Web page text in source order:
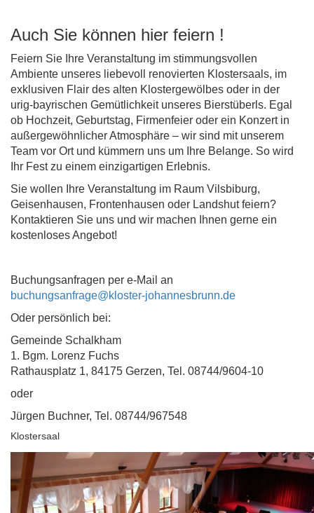
Auch Sie können hier feiern !
Feiern Sie Ihre Veranstaltung im stimmungsvollen
Ambiente unseres liebevoll renovierten Klostersaals, im
exklusiven Flair des alten Klostergewölbes oder in der
urig-bayrischen Gemütlichkeit unseres Bierstüberls. Egal
ob Hochzeit, Geburtstag, Firmenfeier oder ein Konzert in
außergewöhnlicher Atmosphäre – wir sind mit unserem
Team vor Ort und kümmern uns um Ihre Belange. So wird
Ihr Fest zu einem einzigartigen Erlebnis.
Sie wollen Ihre Veranstaltung im Raum Vilsbiburg,
Geisenhausen, Frontenhausen oder Landshut feiern?
Kontaktieren Sie uns und wir machen Ihnen gerne ein
kostenloses Angebot!
Buchungsanfragen per e-Mail an
buchungsanfrage@kloster-johannesbrunn.de
Oder persönlich bei:
Gemeinde Schalkham
1. Bgm. Lorenz Fuchs
Rathausplatz 1, 84175 Gerzen, Tel. 08744/9604-10
oder
Jürgen Buchner, Tel. 08744/967548
Klostersaal